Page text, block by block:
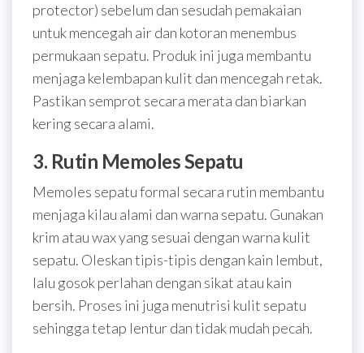
protector) sebelum dan sesudah pemakaian
untuk mencegah air dan kotoran menembus
permukaan sepatu. Produk ini juga membantu
menjaga kelembapan kulit dan mencegah retak.
Pastikan semprot secara merata dan biarkan
kering secara alami.
3. Rutin Memoles Sepatu
Memoles sepatu formal secara rutin membantu
menjaga kilau alami dan warna sepatu. Gunakan
krim atau wax yang sesuai dengan warna kulit
sepatu. Oleskan tipis-tipis dengan kain lembut,
lalu gosok perlahan dengan sikat atau kain
bersih. Proses ini juga menutrisi kulit sepatu
sehingga tetap lentur dan tidak mudah pecah.